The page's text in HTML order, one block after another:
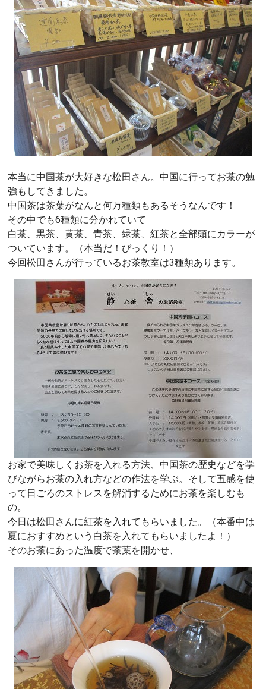
本当に中国茶が大好きな松田さん。中国に行ってお茶の勉
強もしてきました。
中国茶は茶葉がなんと何万種類もあるそうなんです！
その中でも6種類に分かれていて
白茶、黒茶、黄茶、青茶、緑茶、紅茶と全部頭にカラーが
ついています。（本当だ！びっくり！）
今回松田さんが行っているお茶教室は3種類あります。
お家で美味しくお茶を入れる方法、中国茶の歴史などを学
びながらお茶の入れ方などの作法を学ぶ。そして五感を使
って日ごろのストレスを解消するためにお茶を楽しむも
の。
今日は松田さんに紅茶を入れてもらいました。（本番中は
夏におすすめという白茶を入れてもらいましたよ！）
そのお茶にあった温度で茶葉を開かせ、